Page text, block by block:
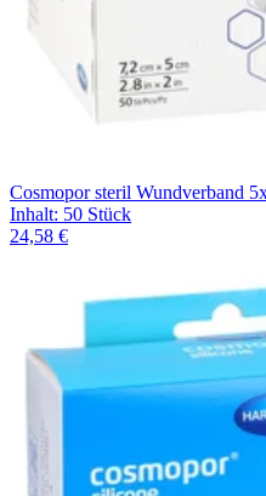
Cosmopor steril Wundverband
Inhalt: 50 Stück
24,58 €